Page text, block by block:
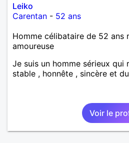
Leiko
Carentan - 52 ans
Homme célibataire de 52 ans
amoureuse
Je suis un homme sérieux qui
stable , honnête , sincère et
Voir le